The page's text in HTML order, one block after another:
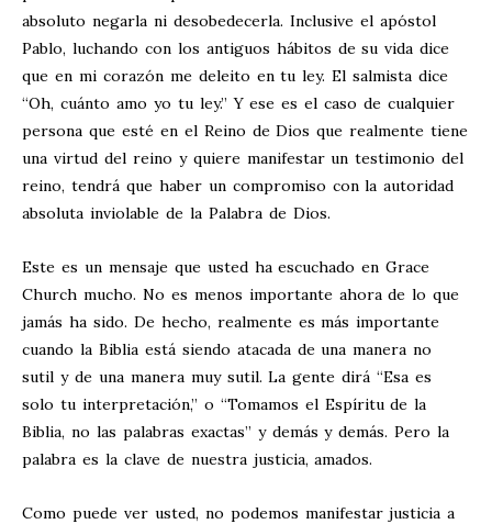
absoluto negarla ni desobedecerla. Inclusive el apóstol
Pablo, luchando con los antiguos hábitos de su vida dice
que en mi corazón me deleito en tu ley. El salmista dice
“Oh, cuánto amo yo tu ley.” Y ese es el caso de cualquier
persona que esté en el Reino de Dios que realmente tiene
una virtud del reino y quiere manifestar un testimonio del
reino, tendrá que haber un compromiso con la autoridad
absoluta inviolable de la Palabra de Dios.
Este es un mensaje que usted ha escuchado en Grace
Church mucho. No es menos importante ahora de lo que
jamás ha sido. De hecho, realmente es más importante
cuando la Biblia está siendo atacada de una manera no
sutil y de una manera muy sutil. La gente dirá “Esa es
solo tu interpretación,” o “Tomamos el Espíritu de la
Biblia, no las palabras exactas” y demás y demás. Pero la
palabra es la clave de nuestra justicia, amados.
Como puede ver usted, no podemos manifestar justicia a